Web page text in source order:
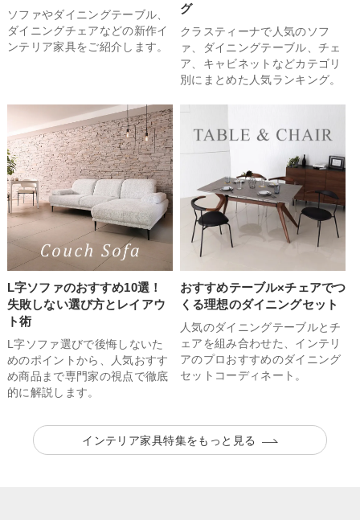
ソファやダイニングテーブル、
ダイニングチェアなどの新作イ
ンテリア家具をご紹介します。
グ
クラスティーナで人気のソフ
ァ、ダイニングテーブル、チェ
ア、キャビネットなどカテゴリ
別にまとめた人気ランキング。
L字ソファのおすすめ10選！
失敗しない選び方とレイアウ
ト術
L字ソファ選びで後悔しないた
めのポイントから、人気おすす
め商品まで専門家の視点で徹底
的に解説します。
おすすめテーブル×チェアでつ
くる理想のダイニングセット
人気のダイニングテーブルとチ
ェアを組み合わせた、インテリ
アのプロおすすめのダイニング
セットコーディネート。
インテリア家具特集をもっと見る